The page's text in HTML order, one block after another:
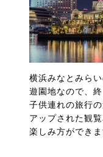
横浜みなとみら
遊園地なので、
子供連れの旅行
アップされた観
楽しみ方ができま